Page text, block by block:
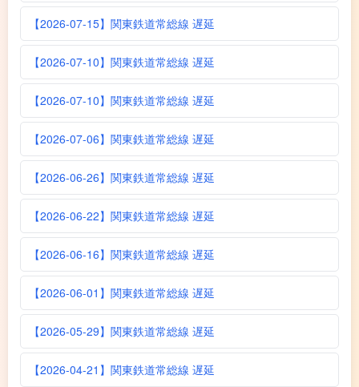
【2026-07-15】関東鉄道常総線 遅延
【2026-07-10】関東鉄道常総線 遅延
【2026-07-10】関東鉄道常総線 遅延
【2026-07-06】関東鉄道常総線 遅延
【2026-06-26】関東鉄道常総線 遅延
【2026-06-22】関東鉄道常総線 遅延
【2026-06-16】関東鉄道常総線 遅延
【2026-06-01】関東鉄道常総線 遅延
【2026-05-29】関東鉄道常総線 遅延
【2026-04-21】関東鉄道常総線 遅延